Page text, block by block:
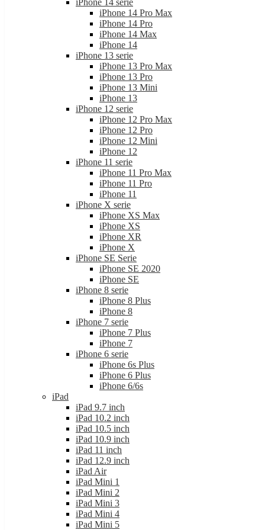
iPhone 14 Pro Max
iPhone 14 Pro
iPhone 14 Max
iPhone 14
iPhone 13 serie
iPhone 13 Pro Max
iPhone 13 Pro
iPhone 13 Mini
iPhone 13
iPhone 12 serie
iPhone 12 Pro Max
iPhone 12 Pro
iPhone 12 Mini
iPhone 12
iPhone 11 serie
iPhone 11 Pro Max
iPhone 11 Pro
iPhone 11
iPhone X serie
iPhone XS Max
iPhone XS
iPhone XR
iPhone X
iPhone SE Serie
iPhone SE 2020
iPhone SE
iPhone 8 serie
iPhone 8 Plus
iPhone 8
iPhone 7 serie
iPhone 7 Plus
iPhone 7
iPhone 6 serie
iPhone 6s Plus
iPhone 6 Plus
iPhone 6/6s
iPad
iPad 9.7 inch
iPad 10.2 inch
iPad 10.5 inch
iPad 10.9 inch
iPad 11 inch
iPad 12.9 inch
iPad Air
iPad Mini 1
iPad Mini 2
iPad Mini 3
iPad Mini 4
iPad Mini 5